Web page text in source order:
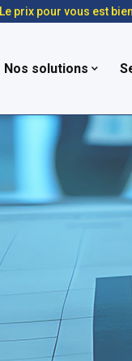
Le prix pour vous est
Nos solutions